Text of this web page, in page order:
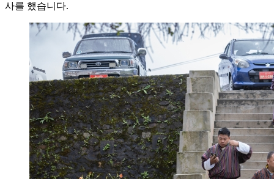
사를 했습니다.